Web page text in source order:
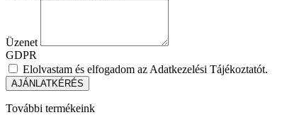
Üzenet
GDPR
Elolvastam és elfogadom az Adatkezelési Tájékoztatót.
AJÁNLATKÉRÉS
További termékeink